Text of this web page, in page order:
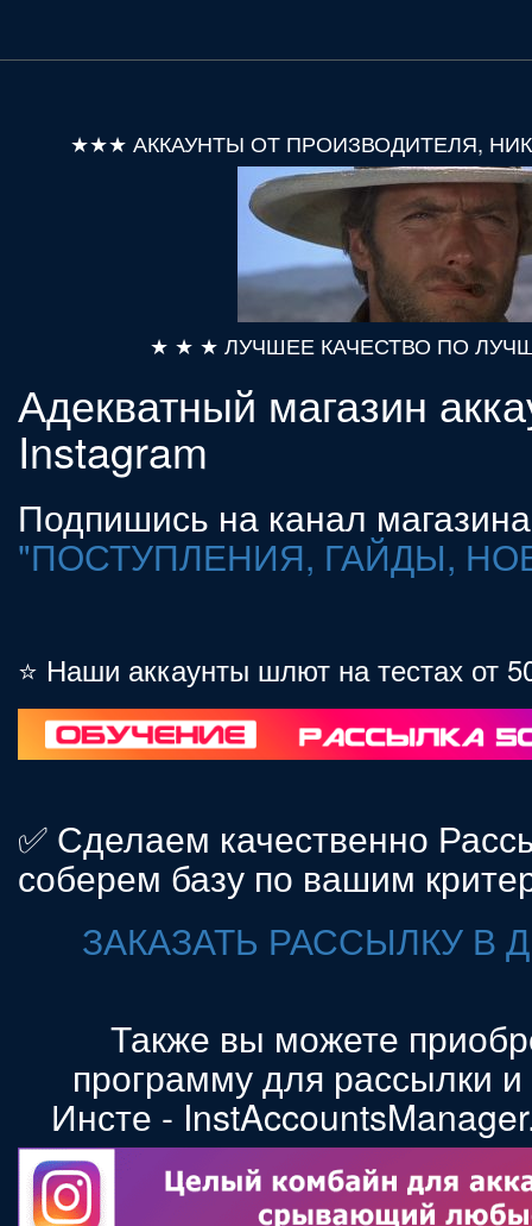
★★★ АККАУНТЫ ОТ ПРОИЗВОДИТЕЛЯ,
★ ★ ★ ЛУЧШЕЕ КАЧЕСТВО ПО
Адекватный магазин
Instagram
Подпишись на канал
"ПОСТУПЛЕНИЯ, ГАЙДЫ,
⭐ Наши аккаунты шлют на тестах от
✅ Сделаем качественно
соберем базу по вашим
ЗАКАЗАТЬ РАССЫЛКУ В
Также вы можете
программу для рассылки
Инсте -